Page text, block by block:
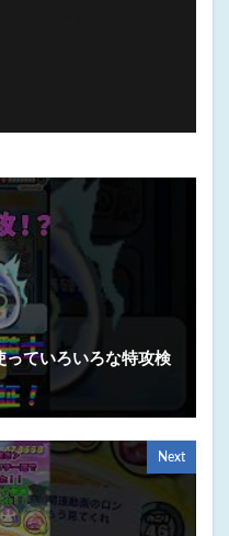
っていろいろな特攻検
Next